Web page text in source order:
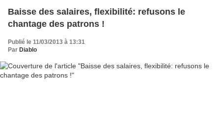
Baisse des salaires, flexibilité: refusons le
chantage des patrons !
Publié le 11/03/2013 à 13:31
Par Diablo